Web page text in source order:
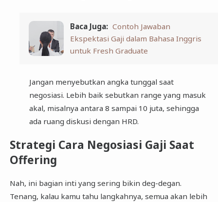
Baca Juga: Contoh Jawaban
Ekspektasi Gaji dalam Bahasa Inggris
untuk Fresh Graduate
Jangan menyebutkan angka tunggal saat
negosiasi. Lebih baik sebutkan range yang masuk
akal, misalnya antara 8 sampai 10 juta, sehingga
ada ruang diskusi dengan HRD.
Strategi Cara Negosiasi Gaji Saat
Offering
Nah, ini bagian inti yang sering bikin deg-degan.
Tenang, kalau kamu tahu langkahnya, semua akan lebih